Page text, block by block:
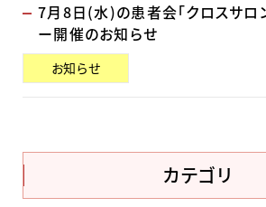
7月8日(水)の患者会「クロスサロ
ー開催のお知らせ
お知らせ
カテゴリ